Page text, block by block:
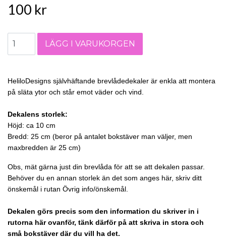
100 kr
HeliloDesigns självhäftande brevlådedekaler är enkla att montera
på släta ytor och står emot väder och vind.
Dekalens storlek:
Höjd: ca 10 cm
Bredd: 25 cm (beror på antalet bokstäver man väljer, men
maxbredden är 25 cm)
Obs, mät gärna just din brevlåda för att se att dekalen passar.
Behöver du en annan storlek än det som anges här, skriv ditt
önskemål i rutan Övrig info/önskemål.
Dekalen görs precis som den information du skriver in i
rutorna här ovanför, tänk därför på att skriva in stora och
små bokstäver där du vill ha det.